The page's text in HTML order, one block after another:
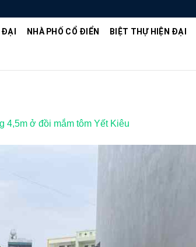
NHÀ PHỐ CỔ ĐIỂN BIỆT THỰ HIỆN ĐẠI
4,5m ở đồi mắm tôm Yết Kiêu